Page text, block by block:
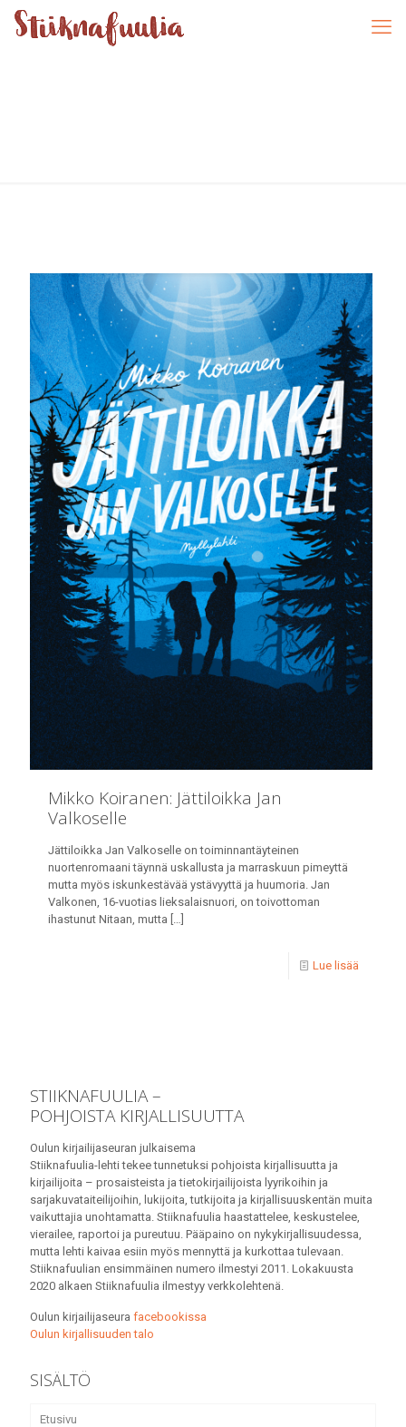
Mikko Koiranen: Jättiloikka Jan
Valkoselle
Jättiloikka Jan Valkoselle on toiminnantäyteinen
nuortenromaani täynnä uskallusta ja marraskuun pimeyttä
mutta myös iskunkestävää ystävyyttä ja huumoria. Jan
Valkonen, 16-vuotias lieksalaisnuori, on toivottoman
ihastunut Nitaan, mutta
Lue lisää
STIIKNAFUULIA –
POHJOISTA KIRJALLISUUTTA
Oulun kirjailijaseuran julkaisema
Stiiknafuulia-lehti tekee tunnetuksi pohjoista kirjallisuutta ja
kirjailijoita – prosaisteista ja tietokirjailijoista lyyrikoihin ja
sarjakuvataiteilijoihin, lukijoita, tutkijoita ja kirjallisuuskentän muita
vaikuttajia unohtamatta. Stiiknafuulia haastattelee, keskustelee,
vierailee, raportoi ja pureutuu. Pääpaino on nykykirjallisuudessa,
mutta lehti kaivaa esiin myös mennyttä ja kurkottaa tulevaan.
Stiiknafuulian ensimmäinen numero ilmestyi 2011. Lokakuusta
2020 alkaen Stiiknafuulia ilmestyy verkkolehtenä.
Oulun kirjailijaseura facebookissa
Oulun kirjallisuuden talo
SISÄLTÖ
Etusivu